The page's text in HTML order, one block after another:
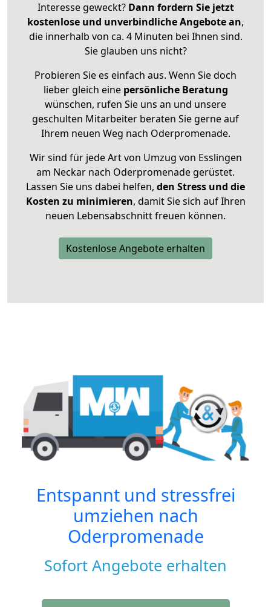
Interesse geweckt? Dann fordern Sie jetzt
kostenlose und unverbindliche Angebote an,
die innerhalb von ca. 4 Minuten bei Ihnen sind.
Sie glauben uns nicht?
Probieren Sie es einfach aus. Wenn Sie doch
lieber gleich eine persönliche Beratung
wünschen, rufen Sie uns an und unsere
geschulten Mitarbeiter beraten Sie gerne auf
Ihrem neuen Weg nach Oderpromenade.
Wir sind für jede Art von Umzug von Esslingen
am Neckar nach Oderpromenade gerüstet.
Lassen Sie uns dabei helfen, den Stress und die
Kosten zu minimieren, damit Sie sich auf Ihren
neuen Lebensabschnitt freuen können.
Kostenlose Angebote erhalten
Entspannt und stressfrei
umziehen nach
Oderpromenade
Sofort Angebote erhalten